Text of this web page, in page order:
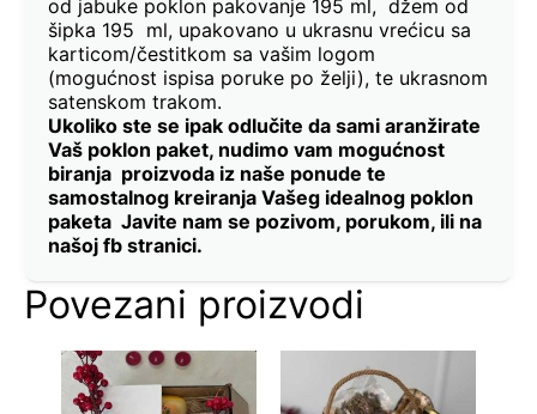
od jabuke poklon pakovanje 195 ml, džem od
šipka 195 ml, upakovano u ukrasnu vrećicu sa
karticom/čestitkom sa vašim logom
(mogućnost ispisa poruke po želji), te ukrasnom
satenskom trakom.
Ukoliko ste se ipak odlučite da sami aranžirate
Vaš poklon paket, nudimo vam mogućnost
biranja proizvoda iz naše ponude te
samostalnog kreiranja Vašeg idealnog poklon
paketa Javite nam se pozivom, porukom, ili na
našoj fb stranici.
Povezani proizvodi